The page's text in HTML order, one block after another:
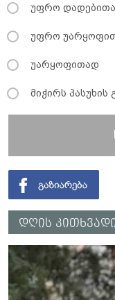
უფრო
უფრო
უარყოფითად
მიჭირს პასუხის
დღის